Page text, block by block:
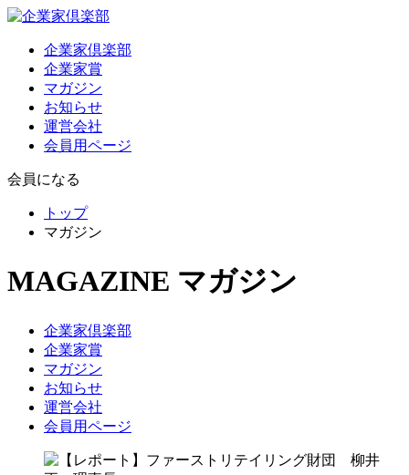
企業家倶楽部
企業家賞
マガジン
お知らせ
運営会社
会員用ページ
会員になる
トップ
マガジン
MAGAZINE マガジン
企業家倶楽部
企業家賞
マガジン
お知らせ
運営会社
会員用ページ